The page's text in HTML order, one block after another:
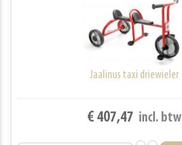
Jaalinus taxi driewieler
€ 407,47 incl. btw